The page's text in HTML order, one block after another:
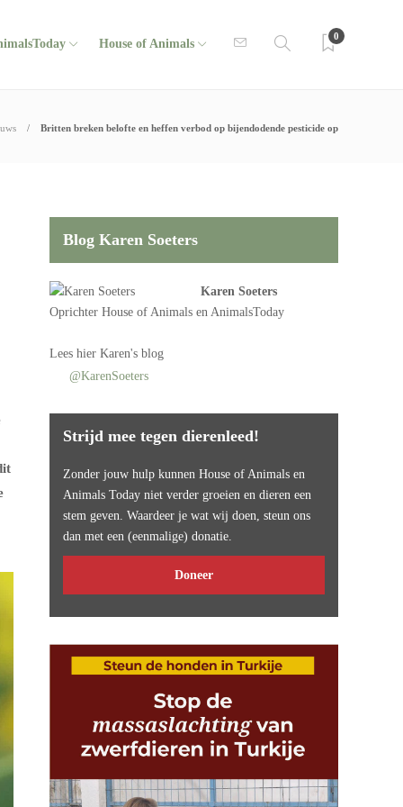
House of Animals
0
Britten breken belofte en heffen verbod op bijendodende pesticide op
Blog Karen Soeters
Karen Soeters
OprichterHouse of Animals en AnimalsToday
Leeshier Karen's blog
@KarenSoeters
Strijd mee tegen dierenleed!
Zonder jouw hulp kunnen House of Animals en
Animals Today niet verder groeien en dieren een
stem geven. Waardeer je wat wij doen, steun ons
dan met een (eenmalige) donatie.
Doneer